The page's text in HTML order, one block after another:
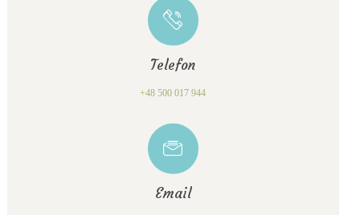
Telefon
+48 500 017 944
Email